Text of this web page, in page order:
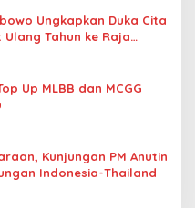
Ungkapkan Duka Cita
Tahun ke Raja
Up MLBB dan MCGG
Kunjungan PM Anutin
Indonesia-Thailand